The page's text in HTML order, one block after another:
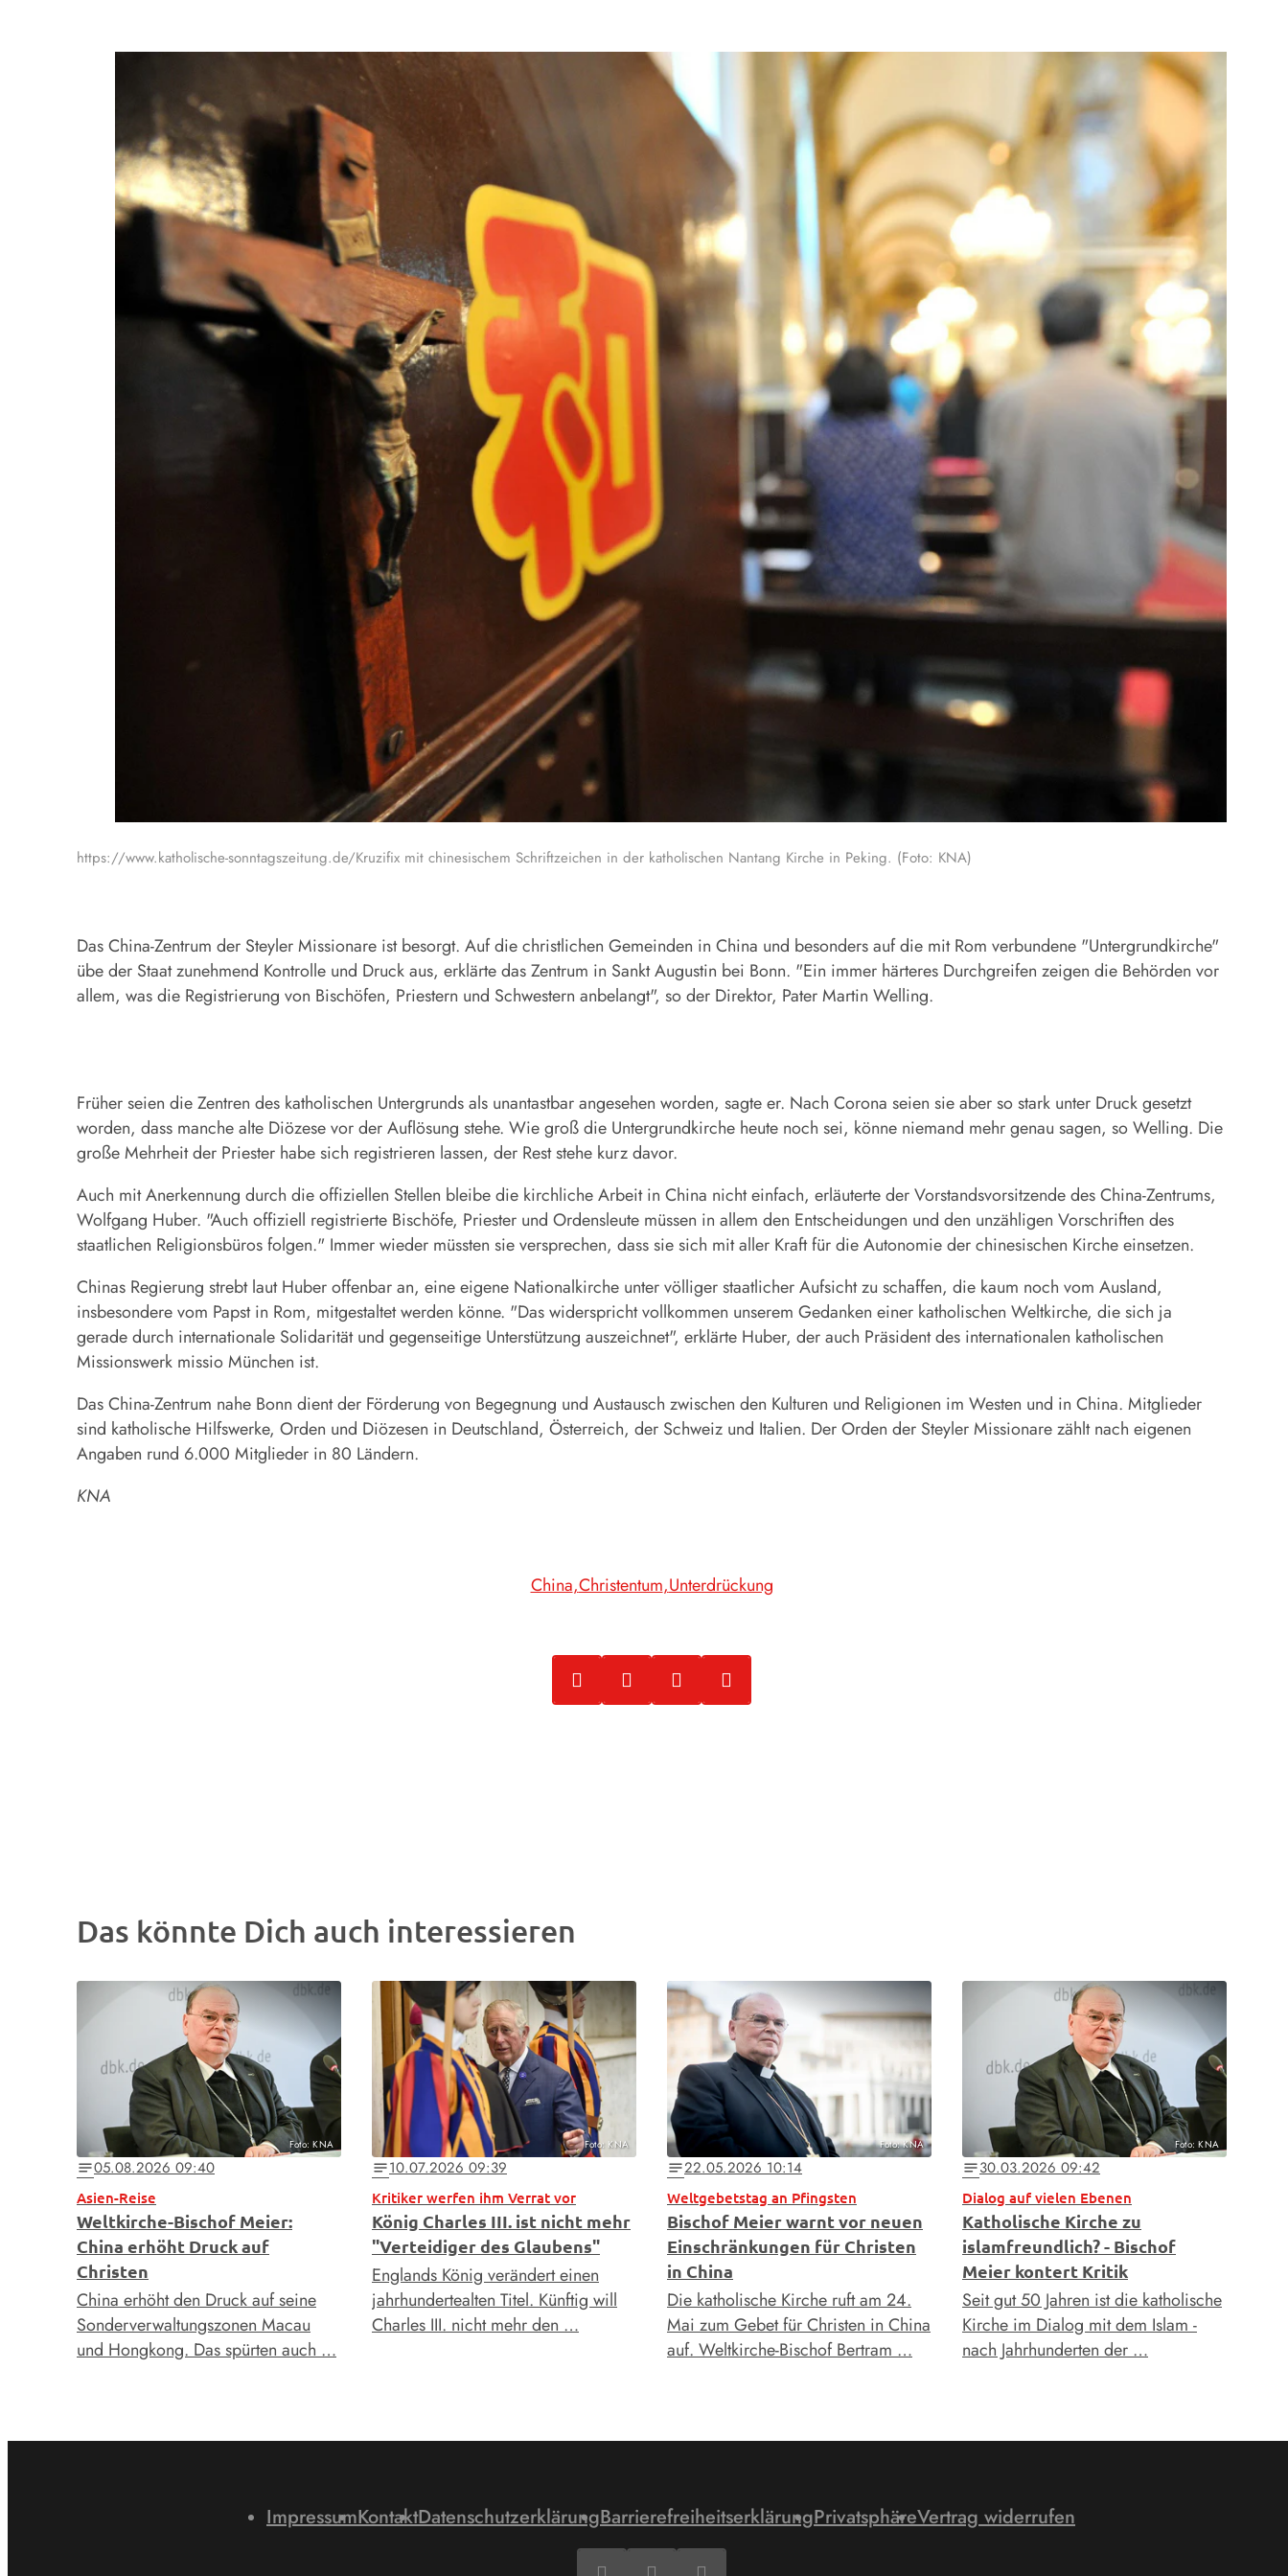
https://www.katholische-sonntagszeitung.de/Kruzifix mit chinesischem Schriftzeichen in der katholischen Nantang Kirche in Peking. (Foto: KNA)
Das China-Zentrum der Steyler Missionare ist besorgt. Auf die christlichen Gemeinden in China und besonders auf die mit Rom verbundene "Untergrundkirche"
übe der Staat zunehmend Kontrolle und Druck aus, erklärte das Zentrum in Sankt Augustin bei Bonn. "Ein immer härteres Durchgreifen zeigen die Behörden vor
allem, was die Registrierung von Bischöfen, Priestern und Schwestern anbelangt", so der Direktor, Pater Martin Welling.
Früher seien die Zentren des katholischen Untergrunds als unantastbar angesehen worden, sagte er. Nach Corona seien sie aber so stark unter Druck gesetzt
worden, dass manche alte Diözese vor der Auflösung stehe. Wie groß die Untergrundkirche heute noch sei, könne niemand mehr genau sagen, so Welling. Die
große Mehrheit der Priester habe sich registrieren lassen, der Rest stehe kurz davor.
Auch mit Anerkennung durch die offiziellen Stellen bleibe die kirchliche Arbeit in China nicht einfach, erläuterte der Vorstandsvorsitzende des China-Zentrums,
Wolfgang Huber. "Auch offiziell registrierte Bischöfe, Priester und Ordensleute müssen in allem den Entscheidungen und den unzähligen Vorschriften des
staatlichen Religionsbüros folgen." Immer wieder müssten sie versprechen, dass sie sich mit aller Kraft für die Autonomie der chinesischen Kirche einsetzen.
Chinas Regierung strebt laut Huber offenbar an, eine eigene Nationalkirche unter völliger staatlicher Aufsicht zu schaffen, die kaum noch vom Ausland,
insbesondere vom Papst in Rom, mitgestaltet werden könne. "Das widerspricht vollkommen unserem Gedanken einer katholischen Weltkirche, die sich ja
gerade durch internationale Solidarität und gegenseitige Unterstützung auszeichnet", erklärte Huber, der auch Präsident des internationalen katholischen
Missionswerk missio München ist.
Das China-Zentrum nahe Bonn dient der Förderung von Begegnung und Austausch zwischen den Kulturen und Religionen im Westen und in China. Mitglieder
sind katholische Hilfswerke, Orden und Diözesen in Deutschland, Österreich, der Schweiz und Italien. Der Orden der Steyler Missionare zählt nach eigenen
Angaben rund 6.000 Mitglieder in 80 Ländern.
KNA
China Christentum Unterdrückung
Das könnte Dich auch interessieren
Foto: KNA
notes05.08.2026 09:40
Asien-Reise
Weltkirche-Bischof Meier:
China erhöht Druck auf
Christen
China erhöht den Druck auf seine
Sonderverwaltungszonen Macau
und Hongkong. Das spürten auch …
Foto: KNA
notes10.07.2026 09:39
Kritiker werfen ihm Verrat vor
König Charles III. ist nicht mehr
"Verteidiger des Glaubens"
Englands König verändert einen
jahrhundertealten Titel. Künftig will
Charles III. nicht mehr den …
Foto: KNA
notes22.05.2026 10:14
Weltgebetstag an Pfingsten
Bischof Meier warnt vor neuen
Einschränkungen für Christen
in China
Die katholische Kirche ruft am 24.
Mai zum Gebet für Christen in China
auf. Weltkirche-Bischof Bertram …
Foto: KNA
notes30.03.2026 09:42
Dialog auf vielen Ebenen
Katholische Kirche zu
islamfreundlich? - Bischof
Meier kontert Kritik
Seit gut 50 Jahren ist die katholische
Kirche im Dialog mit dem Islam -
nach Jahrhunderten der …
ImpressumKontaktDatenschutzerklärungBarrierefreiheitserklärungPrivatsphäreVertrag widerrufen